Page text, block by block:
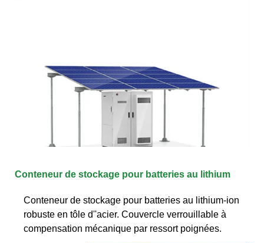
Conteneur de stockage pour batteries au lithium
Conteneur de stockage pour batteries au lithium-ion
robuste en tôle d''acier. Couvercle verrouillable à
compensation mécanique par ressort poignées.